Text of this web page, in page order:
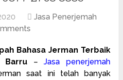
Jasa Penerjemah
Bahasa Jerman Terbaik
Barru –Jasa penerjemah
saat ini telah banyak